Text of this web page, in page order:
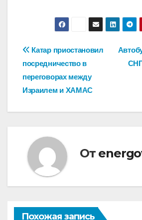
Навигация
по
записям
Катар приостановил
посредничество в
переговорах между
Израилем и ХАМАС
От
Похожая запись